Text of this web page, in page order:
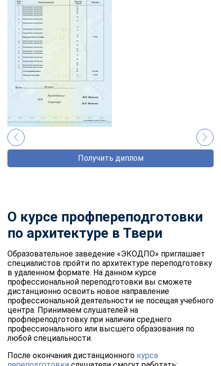
Получить диплом
О курсе профпереподготовки
по архитектуре в Твери
Образовательное заведение «ЭКОДПО» приглашает
специалистов пройти по архитектуре переподготовку
в удаленном формате. На данном курсе
профессиональной переподготовки вы сможете
дистанционно освоить новое направление
профессиональной деятельности не посещая учебного
центра. Принимаем слушателей на
профпереподготовку при наличии среднего
профессионального или высшего образования по
любой специальности.
После окончания дистанционного курса